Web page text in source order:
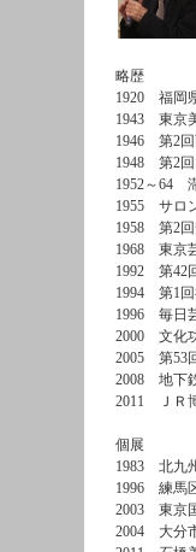
略歴
1920 福岡
1943 東京
1946 第2回
1948 第2回
1952～64
1955 サロ
1958 第2回
1968 東京
1992 第42
1994 第1回
1996 毎日
2000 文化
2005 第53
2008 地下
2011 ＪＲ
個展
1983 北九
1996 練馬
2003 東京
2004 大分